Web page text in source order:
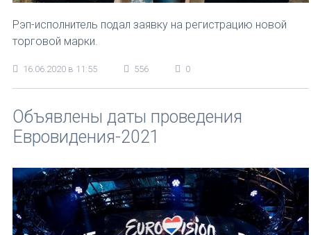
Рэп-исполнитель подал заявку на регистрацию новой
торговой марки.
16.06.2020 в 11:55 556 0
Объявлены даты проведения
Евровидения-2021